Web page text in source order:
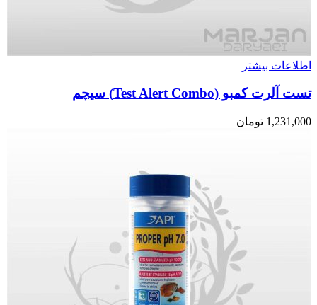
اطلاعات بیشتر
تست آلرت کمبو (Test Alert Combo) سیچم
1,231,000 تومان